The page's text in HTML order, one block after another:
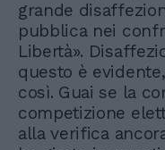
grande
pubblica nei
Libertà».
questo è
così. Guai se la
competizione
alla verifica